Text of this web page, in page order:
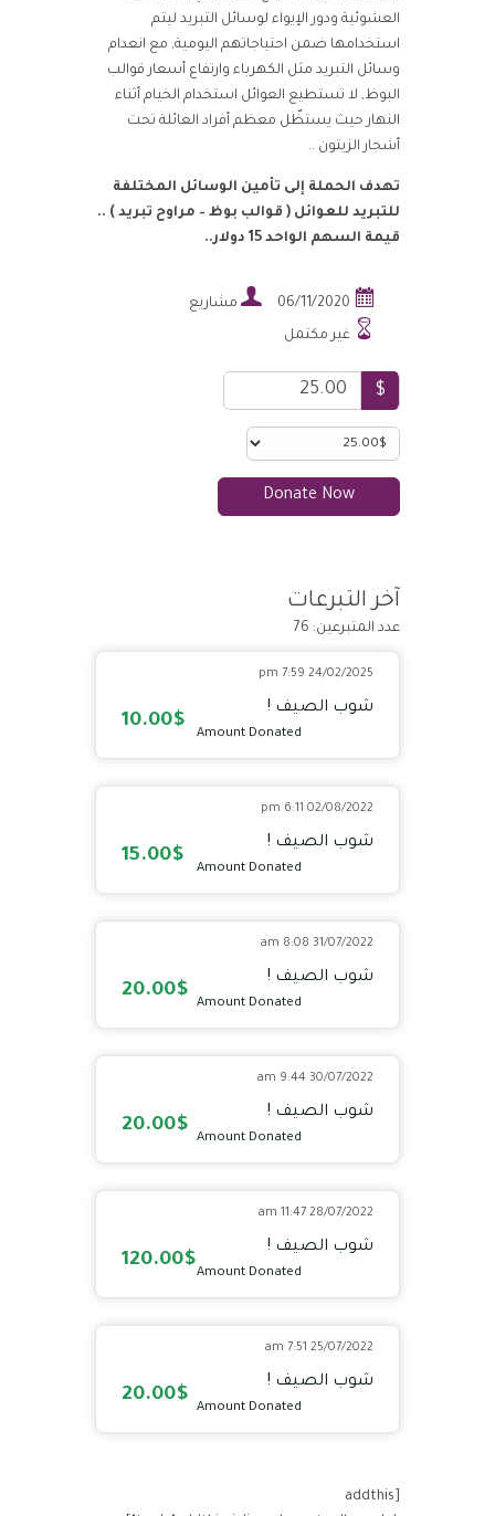
العشوئية ودور الإيواء لوسائل التبريد ليتم
استخدامها ضمن احتياجاتهم اليومية, مع انعدام
وسائل التبريد مثل الكهرباء وارتفاع أسعار قوالب
البوظ, لا تستطيع العوائل استخدام الخيام أثناء
النهار حيث يستظّل معظم أفراد العائلة تحت
أشجار الزيتون ..
تهدف الحملة إلى تأمين الوسائل المختلفة
للتبريد للعوائل ( قوالب بوظ – مراوح تبريد ) ..
قيمة السهم الواحد 15 دولار..

06/11/2020
 مشاريع
 غير مكتمل
$
Donate Now
آخر التبرعات
عدد المتبرعين: 76
24/02/2025 7:59 pm
شوب الصيف !
Amount Donated
10.00$
02/08/2022 6:11 pm
شوب الصيف !
Amount Donated
15.00$
31/07/2022 8:08 am
شوب الصيف !
Amount Donated
20.00$
30/07/2022 9:44 am
شوب الصيف !
Amount Donated
20.00$
28/07/2022 11:47 am
شوب الصيف !
Amount Donated
120.00$
25/07/2022 7:51 am
شوب الصيف !
Amount Donated
20.00$
[addthis